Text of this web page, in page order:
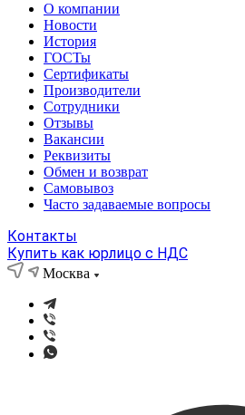
О компании
Новости
История
ГОСТы
Сертификаты
Производители
Сотрудники
Отзывы
Вакансии
Реквизиты
Обмен и возврат
Самовывоз
Часто задаваемые вопросы
Контакты
Купить как юрлицо с НДС
Москва